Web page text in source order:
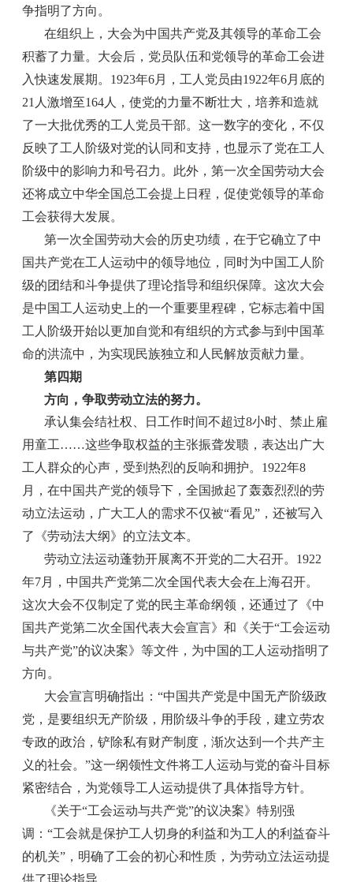
争指明了方向。
在组织上，大会为中国共产党及其领导的革命工会
积蓄了力量。大会后，党员队伍和党领导的革命工会进
入快速发展期。1923年6月，工人党员由1922年6月底的
21人激增至164人，使党的力量不断壮大，培养和造就
了一大批优秀的工人党员干部。这一数字的变化，不仅
反映了工人阶级对党的认同和支持，也显示了党在工人
阶级中的影响力和号召力。此外，第一次全国劳动大会
还将成立中华全国总工会提上日程，促使党领导的革命
工会获得大发展。
第一次全国劳动大会的历史功绩，在于它确立了中
国共产党在工人运动中的领导地位，同时为中国工人阶
级的团结和斗争提供了理论指导和组织保障。这次大会
是中国工人运动史上的一个重要里程碑，它标志着中国
工人阶级开始以更加自觉和有组织的方式参与到中国革
命的洪流中，为实现民族独立和人民解放贡献力量。
第四期
方向，争取劳动立法的努力。
承认集会结社权、日工作时间不超过8小时、禁止雇
用童工……这些争取权益的主张振聋发聩，表达出广大
工人群众的心声，受到热烈的反响和拥护。1922年8
月，在中国共产党的领导下，全国掀起了轰轰烈烈的劳
动立法运动，广大工人的需求不仅被“看见”，还被写入
了《劳动法大纲》的立法文本。
劳动立法运动蓬勃开展离不开党的二大召开。1922
年7月，中国共产党第二次全国代表大会在上海召开。
这次大会不仅制定了党的民主革命纲领，还通过了《中
国共产党第二次全国代表大会宣言》和《关于“工会运动
与共产党”的议决案》等文件，为中国的工人运动指明了
方向。
大会宣言明确指出：“中国共产党是中国无产阶级政
党，是要组织无产阶级，用阶级斗争的手段，建立劳农
专政的政治，铲除私有财产制度，渐次达到一个共产主
义的社会。”这一纲领性文件将工人运动与党的奋斗目标
紧密结合，为党领导工人运动提供了具体指导方针。
《关于“工会运动与共产党”的议决案》特别强
调：“工会就是保护工人切身的利益和为工人的利益奋斗
的机关”，明确了工会的初心和性质，为劳动立法运动提